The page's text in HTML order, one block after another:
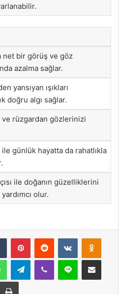
net bir görüş ve göz
azalma sağlar.
yansıyan ışıkları
doğru algı sağlar.
ve rüzgardan gözlerinizi
ile günlük hayatta da rahatlıkla
ile doğanın güzelliklerini
olur.
Tumblr PinterestReddit VKontakte
WhatsAppTelegramViber Line E-Posta ile
Yazdır